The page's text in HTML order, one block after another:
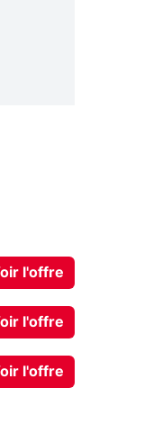
l'offre
l'offre
l'offre